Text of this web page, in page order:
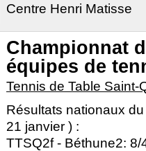
Centre Henri Matisse
Championnat
équipes de
Tennis de Table Saint-
Résultats nationaux
21 janvier ) :
TTSQ2f - Béthune2: